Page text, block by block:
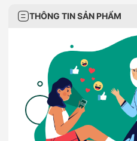
THÔNG TIN SẢN PHẨM